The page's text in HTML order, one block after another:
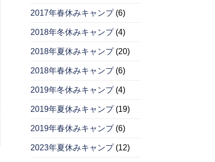
2017年春休みキャンプ(6)
2018年冬休みキャンプ(4)
2018年夏休みキャンプ(20)
2018年春休みキャンプ(6)
2019年冬休みキャンプ(4)
2019年夏休みキャンプ(19)
2019年春休みキャンプ(6)
2023年夏休みキャンプ(12)